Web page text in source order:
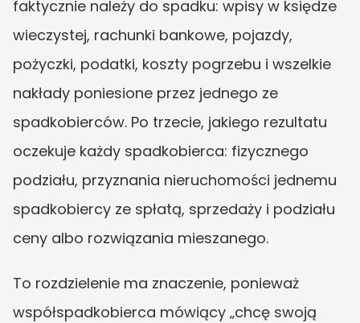
faktycznie należy do spadku: wpisy w księdze
wieczystej, rachunki bankowe, pojazdy,
pożyczki, podatki, koszty pogrzebu i wszelkie
nakłady poniesione przez jednego ze
spadkobierców. Po trzecie, jakiego rezultatu
oczekuje każdy spadkobierca: fizycznego
podziału, przyznania nieruchomości jednemu
spadkobiercy ze spłatą, sprzedaży i podziału
ceny albo rozwiązania mieszanego.
To rozdzielenie ma znaczenie, ponieważ
współspadkobierca mówiący „chcę swoją